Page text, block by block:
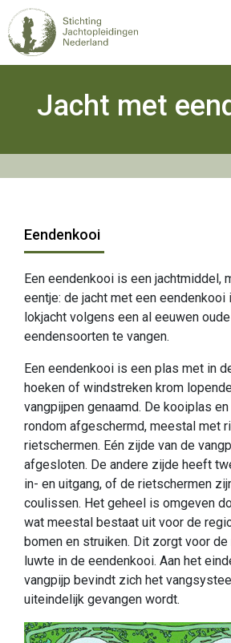
Overslaan
en
naar
de
Hoofdnavigatie
Jacht met
Eendenkooi
Een eendenkooi is een jachtmiddel,
eentje: de jacht met een eendenkooi
lokjacht volgens een al eeuwen
eendensoorten te vangen.
Een eendenkooi is een plas met in
hoeken of windstreken krom
vangpijpen genaamd. De kooiplas
rondom afgeschermd, meestal met
rietschermen. Eén zijde van de
afgesloten. De andere zijde heeft
in- en uitgang, of de rietschermen
coulissen. Het geheel is omgeven
wat meestal bestaat uit voor de
bomen en struiken. Dit zorgt voor
luwte in de eendenkooi. Aan het
vangpijp bevindt zich het
uiteindelijk gevangen wordt.